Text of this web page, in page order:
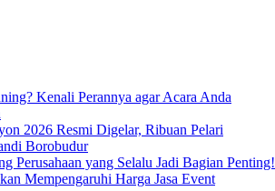
Kenali Perannya agar Acara Anda
2026 Resmi Digelar, Ribuan Pelari
Borobudur
Perusahaan yang Selalu Jadi Bagian Penting!
Mempengaruhi Harga Jasa Event